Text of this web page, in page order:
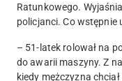
Ratunkowego.
policjanci. Co wstępnie
– 51-latek rolował na
do awarii maszyny. Z
kiedy mężczyzna